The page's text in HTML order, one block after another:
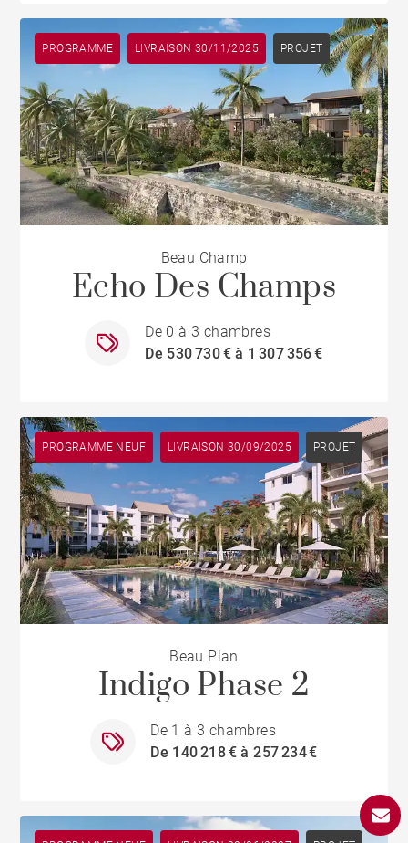
PROGRAMME LIVRAISON 30/11/2025 PROJET
Beau Champ
Echo Des Champs
De 0 à 3 chambres
De 530 730 € à 1 307 356 €
PROGRAMME NEUF LIVRAISON 30/09/2025 PROJET
Beau Plan
Indigo Phase 2
De 1 à 3 chambres
De 140 218 € à 257 234 €